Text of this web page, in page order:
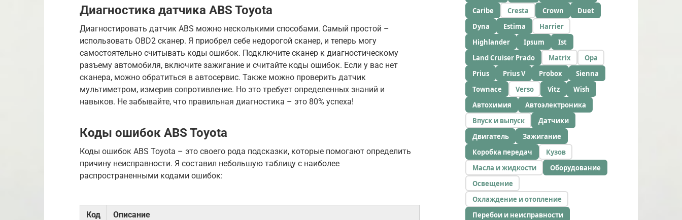
Диагностика датчика ABS Toyota
Диагностировать датчик ABS можно несколькими способами. Самый простой –
использовать OBD2 сканер. Я приобрел себе недорогой сканер, и теперь могу
самостоятельно считывать коды ошибок. Подключите сканер к диагностическому
разъему автомобиля, включите зажигание и считайте коды ошибок. Если у вас нет
сканера, можно обратиться в автосервис. Также можно проверить датчик
мультиметром, измерив сопротивление. Но это требует определенных знаний и
навыков. Не забывайте, что правильная диагностика – это 80% успеха!
Коды ошибок ABS Toyota
Коды ошибок ABS Toyota – это своего рода подсказки, которые помогают определить
причину неисправности. Я составил небольшую таблицу с наиболее
распространенными кодами ошибок:
Код Описание
Caribe
Cresta Crown
Duet
Dyna
Estima
Harrier
Highlander
Ipsum
Ist
Land Cruiser Prado
Matrix
Opa
Prius
Prius V Probox
Sienna
Townace
Verso Vitz
Wish
Автохимия
Автоэлектроника
Впуск и выпуск
Датчики
Двигатель
Зажигание
Коробка передач
Кузов
Масла и жидкости
Оборудование
Освещение
Охлаждение и отопление
Перебои и неисправности